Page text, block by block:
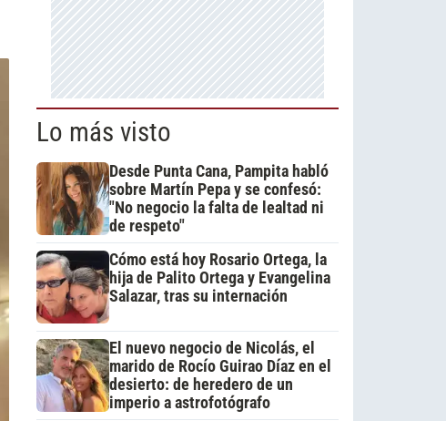
Lo más visto
Desde Punta Cana, Pampita habló
sobre Martín Pepa y se confesó:
"No negocio la falta de lealtad ni
de respeto"
Cómo está hoy Rosario Ortega, la
hija de Palito Ortega y Evangelina
Salazar, tras su internación
El nuevo negocio de Nicolás, el
marido de Rocío Guirao Díaz en el
desierto: de heredero de un
imperio a astrofotógrafo